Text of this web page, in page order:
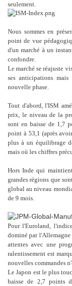
seulement.
Nous sommes en
point de vue
d'un marché à un
confondre.
Le marché se réajuste
ses anticipations
nouvelle phase.
Tout d'abord, l'ISM
prix, le niveau de la
sont en baisse de 1,7
point à 53,1 (après
plus à un équilibrage
mais où les chiffres
Hors Inde qui
grandes régions que
global au niveau
de 9 mois.
Pour l'Euroland,
dominé par l'Allemagne
attentes avec une
ralentissement est
nouvelles commandes
Le Japon est le plus
baisse de 2,7 points